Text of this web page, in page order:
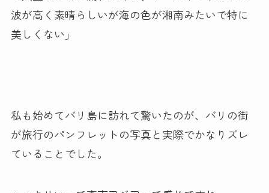
波が高く素晴らしいが海の色が湘南みたいで特に
美しくない」
私も始めてバリ島に訪れて驚いたのが、バリの街
が旅行のパンフレットの写真と実際でかなりズレ
ていることでした。